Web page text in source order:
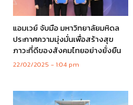
แอมเวย์ จับมือ มหาวิทยาลัยมหิดล
ประกาศความมุ่งมั่นเพื่อสร้างสุข
ภาวะที่ดีของสังคมไทยอย่างยั่งยืน
22/02/2025 1:04 pm